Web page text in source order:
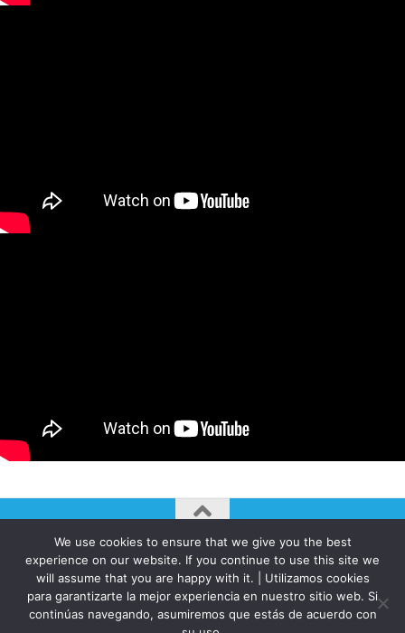
AUTOGIRO/el giro del arte actual © JAVIER MARTINEZ 2026. All
Rights Reserved.
Funciona con - Diseñado con elTema Hueman
We use cookies to ensure that we give you the best
experience on our website. If you continue to use this site we
will assume that you are happy with it. | Utilizamos cookies
para garantizarte la mejor experiencia en nuestro sitio web. Si
continúas navegando, asumiremos que estás de acuerdo con